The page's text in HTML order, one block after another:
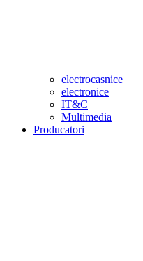
electrocasnice
electronice
IT&C
Multimedia
Producatori